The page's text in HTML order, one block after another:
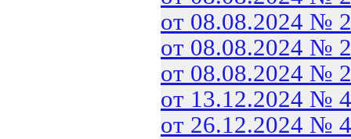
от 08.08.2024 №
от 08.08.2024 №
от 08.08.2024 №
от 13.12.2024 №
от 26.12.2024 №